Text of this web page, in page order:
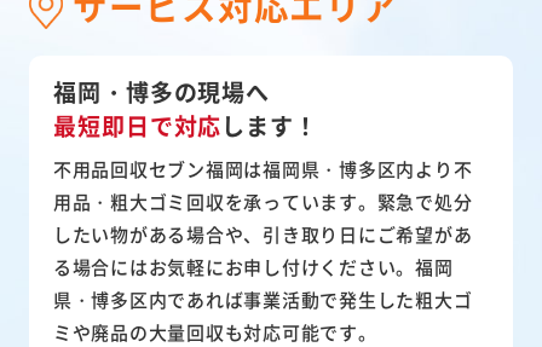
福岡・博多の現場へ
最短即日で対応します！
不用品回収セブン福岡は福岡県・博多区内より不
用品・粗大ゴミ回収を承っています。緊急で処分
したい物がある場合や、引き取り日にご希望があ
る場合にはお気軽にお申し付けください。福岡
県・博多区内であれば事業活動で発生した粗大ゴ
ミや廃品の大量回収も対応可能です。